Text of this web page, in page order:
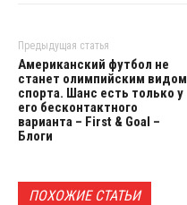
Предыдущая статья
Американский футбол не
станет олимпийским видом
спорта. Шанс есть только у
его бесконтактного
варианта – First & Goal –
Блоги
ПОХОЖИЕ СТАТЬИ